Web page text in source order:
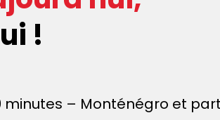
!
minutes – Monténégro et